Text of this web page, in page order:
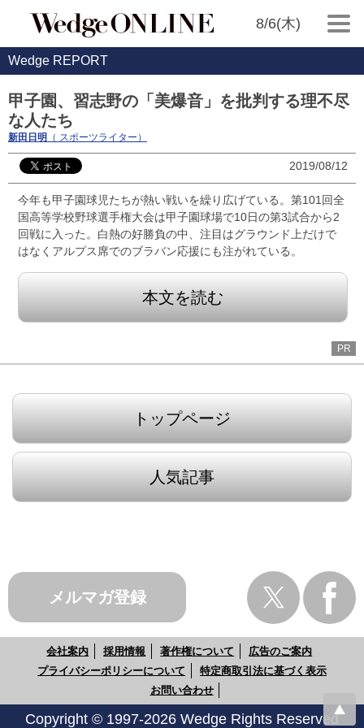
8/6(木)
Wedge REPORT
甲子園、習志野の「美爆音」を批判する理不尽
な人たち
新田日明 （ スポーツライター）
2019/08/12
今年も甲子園球児たちが熱い戦いを繰り広げている。第101回全
国高等学校野球選手権大会は甲子園球場で10日の第3試合から2
回戦に入った。白熱の好勝負の中、注目はグラウンド上だけで
はなくアルプス席でのブラバン応援にも注がれている。
本文を読む
PR
トップページ
人気記事
メルマガ登録
会社案内 採用情報 著作権について
広告のご案内
プライバシーポリシーについて
特定商取引法に基づく表示
お問い合わせ
Copyright © 1997-2026 Wedge Rights Reserved